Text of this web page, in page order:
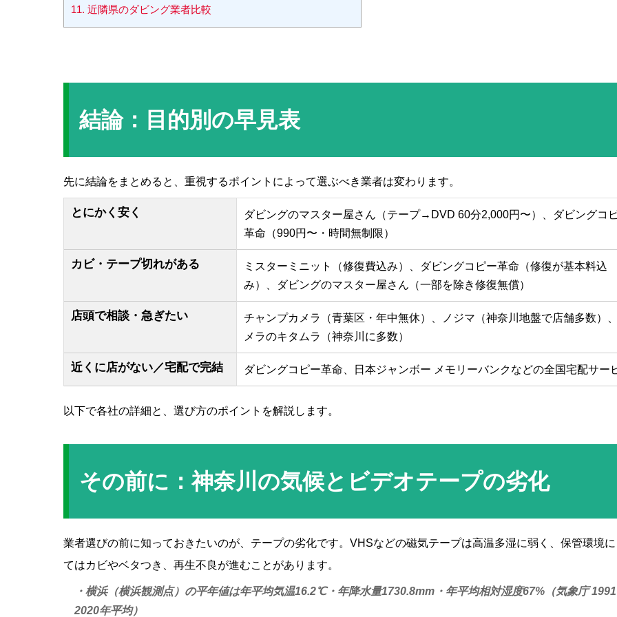
11. 近隣県のダビング業者比較
結論：目的別の早見表
先に結論をまとめると、重視するポイントによって選ぶべき業者は変わります。
とにかく安く
ダビングのマスター屋さん（テープ→DVD 60分2,000円〜）、ダビングコ
革命（990円〜・時間無制限）
カビ・テープ切れがある
ミスターミニット（修復費込み）、ダビングコピー革命（修復が基本料込
み）、ダビングのマスター屋さん（一部を除き修復無償）
店頭で相談・急ぎたい
チャンプカメラ（青葉区・年中無休）、ノジマ（神奈川地盤で店舗多数）
メラのキタムラ（神奈川に多数）
近くに店がない／宅配で完結 ダビングコピー革命、日本ジャンボー メモリーバンクなどの全国宅配サー
以下で各社の詳細と、選び方のポイントを解説します。
その前に：神奈川の気候とビデオテープの劣化
業者選びの前に知っておきたいのが、テープの劣化です。VHSなどの磁気テープは高温多湿に弱く、保管環境
てはカビやベタつき、再生不良が進むことがあります。
・横浜（横浜観測点）の平年値は年平均気温16.2℃・年降水量1730.8mm・年平均相対湿度67%（気象庁
2020年平均）